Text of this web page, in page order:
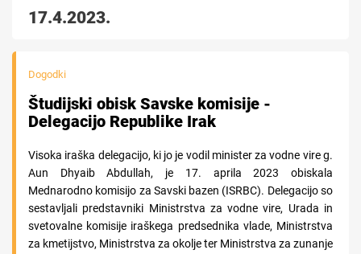
17.4.2023.
Dogodki
Študijski obisk Savske komisije -
Delegacijo Republike Irak
Visoka iraška delegacijo, ki jo je vodil minister za vodne vire g.
Aun Dhyaib Abdullah, je 17. aprila 2023 obiskala
Mednarodno komisijo za Savski bazen (ISRBC). Delegacijo so
sestavljali predstavniki Ministrstva za vodne vire, Urada in
svetovalne komisije iraškega predsednika vlade, Ministrstva
za kmetijstvo, Ministrstva za okolje ter Ministrstva za zunanje